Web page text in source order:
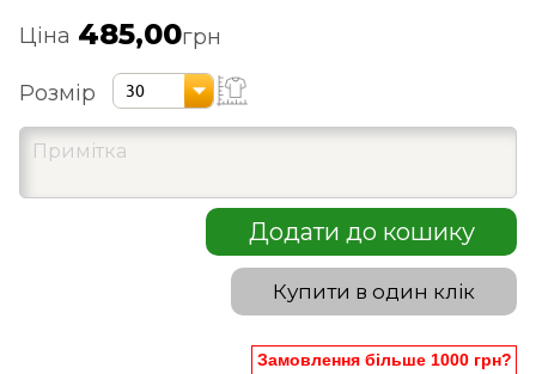
Ціна 485,00грн
Розмір 30
Додати до кошику
Купити в один клік
Замовлення більше 1000 грн?